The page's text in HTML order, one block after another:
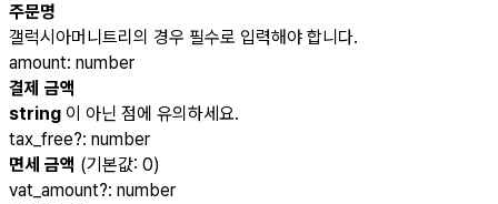
주문명
갤럭시아머니트리의 경우 필수로 입력해야 합니다.
amount: number
결제 금액
string 이 아닌 점에 유의하세요.
tax_free?: number
면세 금액 (기본값: 0)
vat_amount?: number